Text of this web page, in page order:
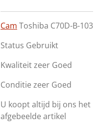
Cam Toshiba C70D-B-103
Status Gebruikt
Kwaliteit zeer Goed
Conditie zeer Goed
U koopt altijd bij ons het
afgebeelde artikel